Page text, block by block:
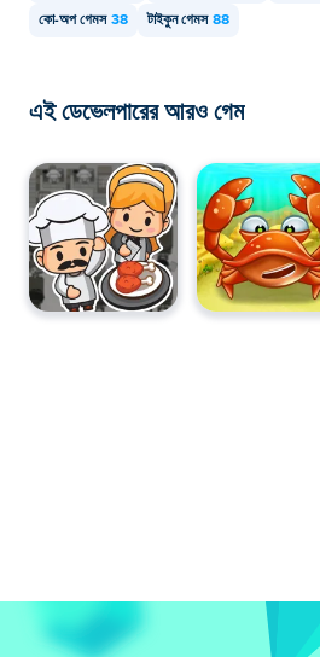
কো-অপ গেমস 38 টাইকুন গেমস 88
এই ডেভেলপারের আরও গেম